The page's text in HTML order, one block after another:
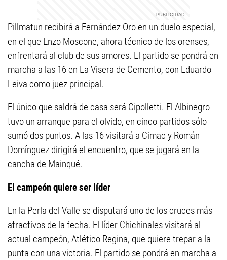
Pillmatun recibirá a Fernández Oro en un duelo especial,
en el que Enzo Moscone, ahora técnico de los orenses,
enfrentará al club de sus amores. El partido se pondrá en
marcha a las 16 en La Visera de Cemento, con Eduardo
Leiva como juez principal.
El único que saldrá de casa será Cipolletti. El Albinegro
tuvo un arranque para el olvido, en cinco partidos sólo
sumó dos puntos. A las 16 visitará a Cimac y Román
Domínguez dirigirá el encuentro, que se jugará en la
cancha de Mainqué.
El campeón quiere ser líder
En la Perla del Valle se disputará uno de los cruces más
atractivos de la fecha. El líder Chichinales visitará al
actual campeón, Atlético Regina, que quiere trepar a la
punta con una victoria. El partido se pondrá en marcha a